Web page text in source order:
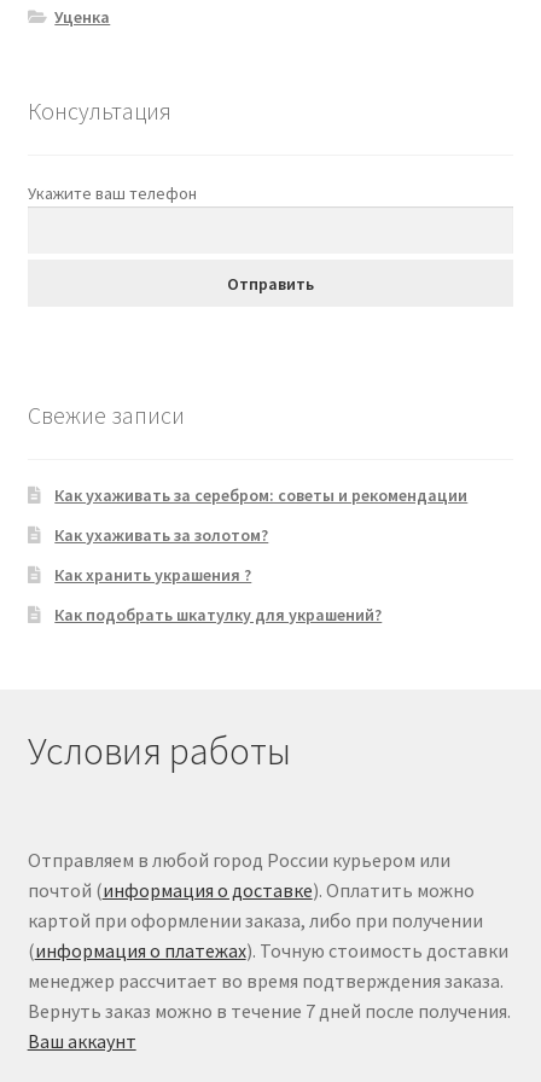
Уценка
Консультация
Укажите ваш телефон
Свежие записи
Как ухаживать за серебром: советы и рекомендации
Как ухаживать за золотом?
Как хранить украшения ?
Как подобрать шкатулку для украшений?
Условия работы
Отправляем в любой город России курьером или
почтой (информация о доставке). Оплатить можно
картой при оформлении заказа, либо при получении
(информация о платежах). Точную стоимость доставки
менеджер рассчитает во время подтверждения заказа.
Вернуть заказ можно в течение 7 дней после получения.
Ваш аккаунт